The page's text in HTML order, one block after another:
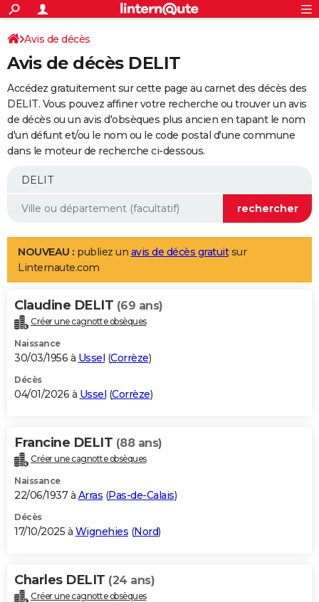
ACTUALITÉS
Politique
Société
Faits Divers
Education
Monde
Villes
+
SPORT
Coupe du monde 2026
Football
Tennis
Cyclisme
Rugby
Forum
Programme TV
TNT
Streaming
Cinéma
Sorties cinéma
Musique
+
FINANCE
Retraite
Impôts
Epargne
Immobilier
Risques naturels par ville
Banque
Assurance
Crédit
AUTO
Essais
Réserver un essai
Citadines
Berlines
SUV
Forum auto
+
Mobiles
Meilleur smartphone
Internet
Ordinateurs
Jeux vidéo
Guide high-tech
Aménagement intérieur
LIFESTYLE
Art de vivre
Bien-être
Loisirs
Mode
Modes de vie
Alimentation
Guide de la santé
Maladies
Médicaments
Sommeil
VOYAGE
Destinations
City break
Voyage nature
Voyage de noces
Forum
Climat
+PHOTO
GUIDES D'ACHAT
BONS PLANS
Carte de Noël
Carte Bonne année
Carte Saint-Valentin
Carte Pâques
Carte d'anniversaire
DICTIONNAIRE
Dictionnaire
Biographies
Citations
Expressions
Proverbes
PROGRAMME TV
S'inscrire
Se connecter
Lycées
Collèges
Primaires
Universités
Entreprises
Service militaire
Avis de recherche
AVIS DE DÉCÈS
Bricolage
Lifestyle
Culture
Sport
Auto
Television
Voyage
Cinema
Avis de décès
Avis de décès DELIT
Accédez gratuitement sur cette page au carnet des décès des
DELIT. Vous pouvez affiner votre recherche ou trouver un avis
de décès ou un avis d'obsèques plus ancien en tapant le nom
d'un défunt et/ou le nom ou le code postal d'une commune
dans le moteur de recherche ci-dessous.
NOUVEAU : publiez un avis de décès gratuitsur
Linternaute.com
Claudine DELIT (69 ans)
Créer une cagnotte obsèques
Naissance
30/03/1956 à Ussel (Corrèze)
Décès
04/01/2026 à Ussel (Corrèze)
Francine DELIT (88 ans)
Créer une cagnotte obsèques
Naissance
22/06/1937 à Arras (Pas-de-Calais)
Décès
17/10/2025 à Wignehies (Nord)
Charles DELIT (24 ans)
Créer une cagnotte obsèques